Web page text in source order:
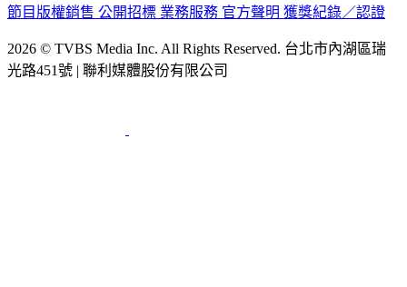
節目版權銷售 公開招標 業務服務 官方聲明 獲獎紀錄／認證
2026 © TVBS Media Inc. All Rights Reserved. 台北市內湖區瑞
光路451號 | 聯利媒體股份有限公司